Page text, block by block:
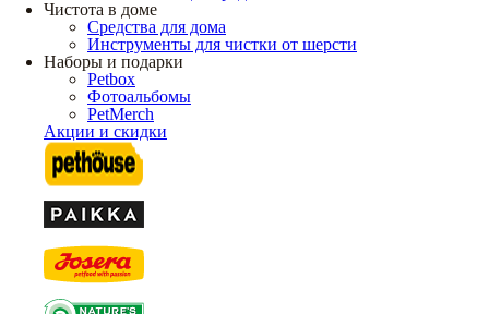
Чистота в доме
Средства для дома
Инструменты для чистки от шерсти
Наборы и подарки
Petbox
Фотоальбомы
PetMerch
Акции и скидки